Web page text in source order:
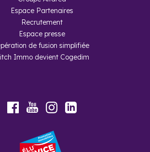
Espace Partenaires
Recrutement
Espace presse
de fusion simplifiée
Immo devient Cogedim
FacebookYoutubeInstagram